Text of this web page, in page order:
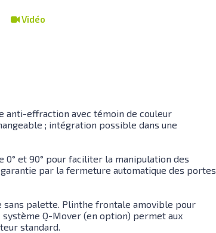
Vidéo
anti-effraction avec témoin de couleur
; intégration possible dans une
et 90° pour faciliter la manipulation des
par la fermeture automatique des portes
palette. Plinthe frontale amovible pour
Q-Mover (en option) permet aux
standard.